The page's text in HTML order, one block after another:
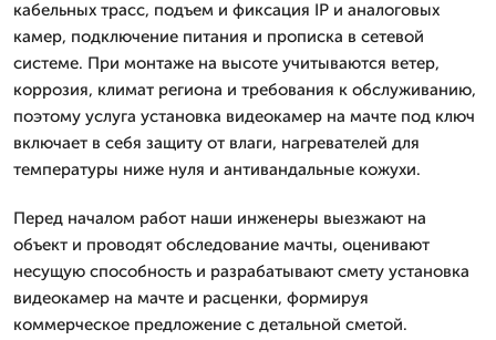
кабельных трасс, подъем и фиксация IP и аналоговых
камер, подключение питания и прописка в сетевой
системе. При монтаже на высоте учитываются ветер,
коррозия, климат региона и требования к обслуживанию,
поэтому услуга установка видеокамер на мачте под ключ
включает в себя защиту от влаги, нагревателей для
температуры ниже нуля и антивандальные кожухи.
Перед началом работ наши инженеры выезжают на
объект и проводят обследование мачты, оценивают
несущую способность и разрабатывают смету установка
видеокамер на мачте и расценки, формируя
коммерческое предложение с детальной сметой.